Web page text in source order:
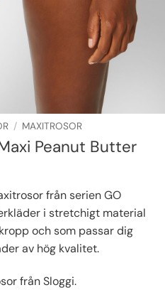
/ MAXITROSOR
Peanut Butter
från serien GO
i stretchigt material
och som passar dig
av hög kvalitet.
från Sloggi.